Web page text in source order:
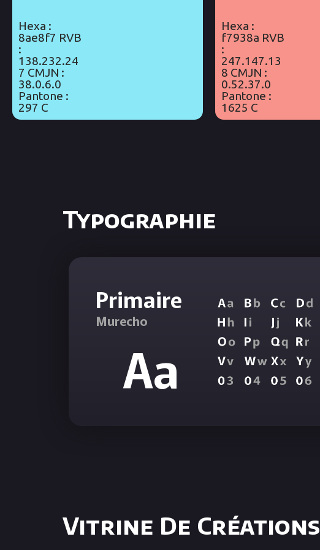
Hexa :
8ae8f7 RVB
:
138.232.24
7 CMJN :
38.0.6.0
Pantone :
297 C
Hexa :
f7938a RVB
:
247.147.13
8 CMJN :
0.52.37.0
Pantone :
1625 C
Typographie
Primaire
Murecho
Aa
Vitrine De Créations